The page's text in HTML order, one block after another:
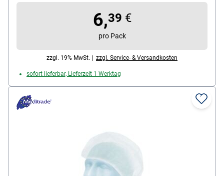
/ Pflege / Catering / Lebensmittelbereich, Material:
Polypropylen-Vlies, Farbe: grün, Verpackung: Karton,
Lieferumfang: 1 Packung mit 100 Baretthauben
6,39 €
pro Pack
zzgl. 19% MwSt. | zzgl. Service- & Versandkosten
sofort lieferbar, Lieferzeit 1 Werktag